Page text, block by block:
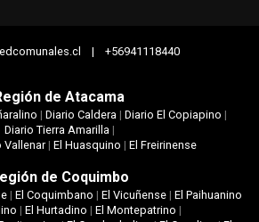
| +56941118440
de Atacama
| Diario Caldera| Diario El Copiapino |
Diario Tierra Amarilla|
Vallenar| El Huasquino | El Freirinense
de Coquimbo
| El Coquimbano | El Vicuñense| El Paihuanino
| El Hurtadino | El Montepatrino |